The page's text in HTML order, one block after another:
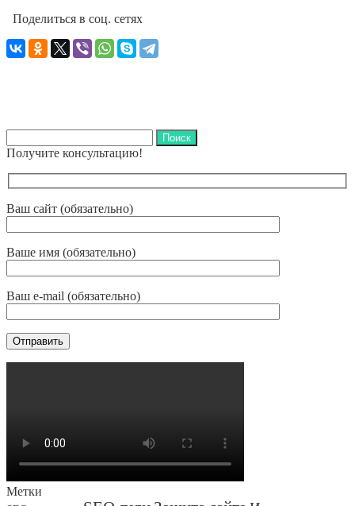
Поделиться в соц. сетях
Получите консультацию!
Ваш сайт (обязательно)
Ваше имя (обязательно)
Ваш e-mail (обязательно)
Метки